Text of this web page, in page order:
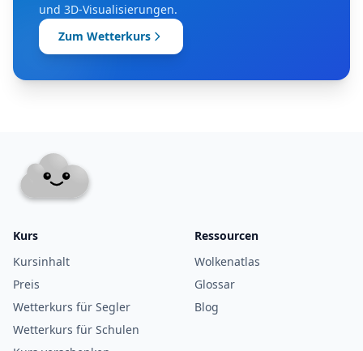
und 3D-Visualisierungen.
Zum Wetterkurs
Kurs
Kursinhalt
Preis
Wetterkurs für Segler
Wetterkurs für Schulen
Ressourcen
Wolkenatlas
Glossar
Blog